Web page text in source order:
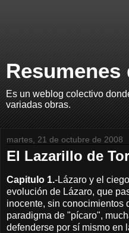
Es un weblog colectivo
variadas obras.
martes, 21 de octubre de 2008
El Lazarillo de
Capitulo 1.-Lázaro y el
evolución de Lázaro, que
inocente, sin conocimientos
paradigma de "pícaro",
defenderse por sí mismo en